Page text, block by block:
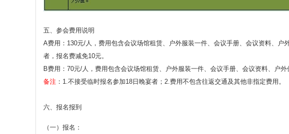
五、参会费用说明
A费用：130元/人，费用包含会议场馆租赁、户外服装一件、会议手册、会议资料、
者，报名费减免10元。
B费用：70元/人，费用包含会议场馆租赁、户外服装一件、会议手册、会议资料、户外
备注 ：1.不接受临时报名参加18日晚宴者；2.费用不包含往返交通及其他非指定费用。
六、报名报到
（一）报名：